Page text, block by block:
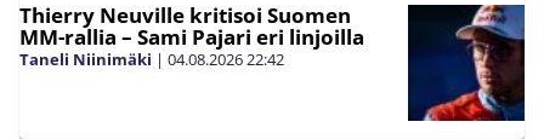
Thierry Neuville kritisoi Suomen
MM-rallia – Sami Pajari eri linjoilla
Taneli Niinimäki | 04.08.202622:42